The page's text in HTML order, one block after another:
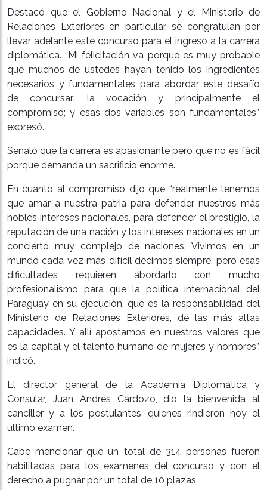
Destacó que el Gobierno Nacional y el Ministerio de
Relaciones Exteriores en particular, se congratulan por
llevar adelante este concurso para el ingreso a la carrera
diplomática. “Mi felicitación va porque es muy probable
que muchos de ustedes hayan tenido los ingredientes
necesarios y fundamentales para abordar este desafío
de concursar: la vocación y principalmente el
compromiso; y esas dos variables son fundamentales”,
expresó.
Señaló que la carrera es apasionante pero que no es fácil
porque demanda un sacrificio enorme.
En cuanto al compromiso dijo que “realmente tenemos
que amar a nuestra patria para defender nuestros más
nobles intereses nacionales, para defender el prestigio, la
reputación de una nación y los intereses nacionales en un
concierto muy complejo de naciones. Vivimos en un
mundo cada vez más difícil decimos siempre, pero esas
dificultades requieren abordarlo con mucho
profesionalismo para que la política internacional del
Paraguay en su ejecución, que es la responsabilidad del
Ministerio de Relaciones Exteriores, dé las más altas
capacidades. Y allí apostamos en nuestros valores que
es la capital y el talento humano de mujeres y hombres”,
indicó.
El director general de la Academia Diplomática y
Consular, Juan Andrés Cardozo, dio la bienvenida al
canciller y a los postulantes, quienes rindieron hoy el
último examen.
Cabe mencionar que un total de 314 personas fueron
habilitadas para los exámenes del concurso y con el
derecho a pugnar por un total de 10 plazas.